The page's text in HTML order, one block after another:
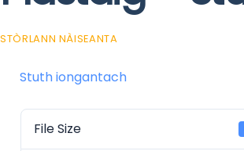
STÒRLANN NÀISEANTA
Stuth iongantach
File Size